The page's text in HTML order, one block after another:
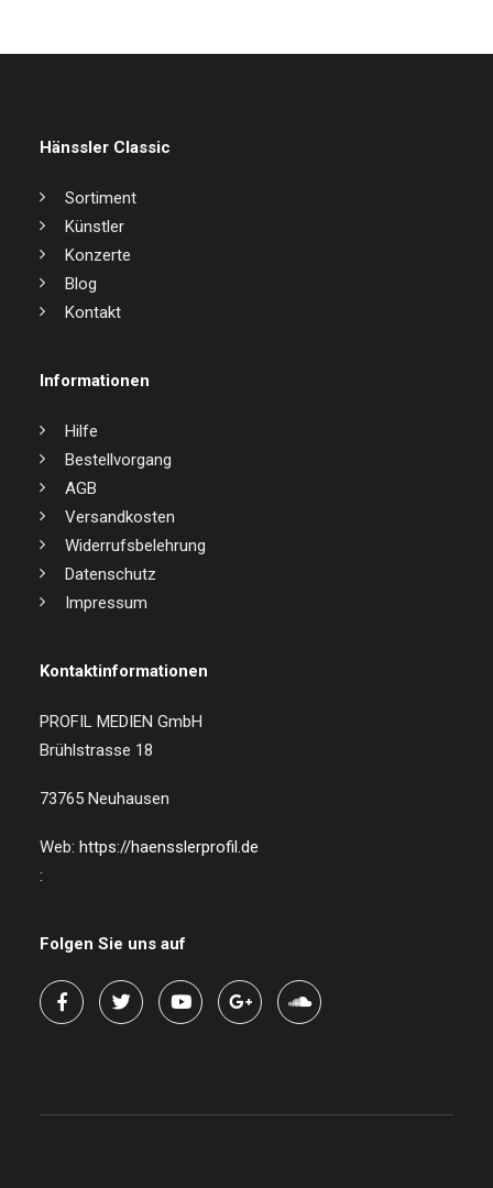
Hänssler Classic
Sortiment
Künstler
Konzerte
Blog
Kontakt
Informationen
Hilfe
Bestellvorgang
AGB
Versandkosten
Widerrufsbelehrung
Datenschutz
Impressum
Kontaktinformationen
PROFIL MEDIEN GmbH
Brühlstrasse 18
73765 Neuhausen
Web: https://haensslerprofil.de
:
Folgen Sie uns auf